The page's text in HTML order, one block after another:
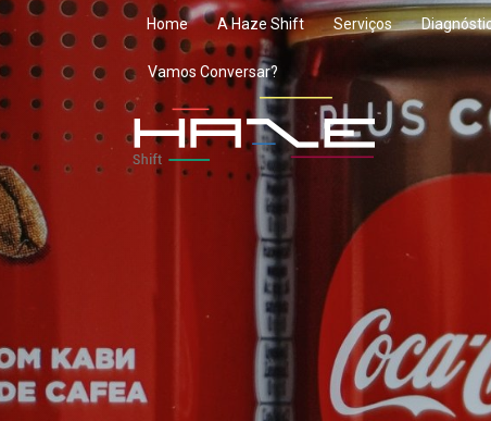
Ir
para
o
Home A Haze Shift Serviços
Vamos Conversar?